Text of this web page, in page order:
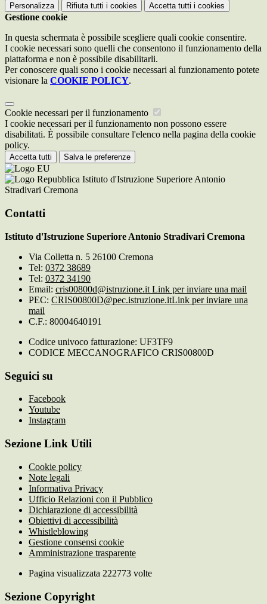
Personalizza Rifiuta tutti i cookies Accetta tutti i cookies
Gestione cookie
In questa schermata è possibile scegliere quali cookie consentire.
I cookie necessari sono quelli che consentono il funzionamento della
piattaforma e non è possibile disabilitarli.
Per conoscere quali sono i cookie necessari al funzionamento potete
visionare la COOKIE POLICY.
Cookie necessari per il funzionamento
I cookie necessari per il funzionamento non possono essere
disabilitati. È possibile consultare l'elenco nella pagina della cookie
policy.
Accetta tutti Salva le preferenze
Istituto d'Istruzione Superiore Antonio
Stradivari Cremona
Contatti
Istituto d'Istruzione Superiore Antonio Stradivari Cremona
Via Colletta n. 5 26100 Cremona
Tel: 0372 38689
Tel: 0372 34190
Email: cris00800d@istruzione.it Link per inviare una mail
PEC: CRIS00800D@pec.istruzione.itLink per inviare una
mail
C.F.: 80004640191
Codice univoco fatturazione: UF3TF9
CODICE MECCANOGRAFICO CRIS00800D
Seguici su
Facebook
Youtube
Instagram
Sezione Link Utili
Cookie policy
Note legali
Informativa Privacy
Ufficio Relazioni con il Pubblico
Dichiarazione di accessibilità
Obiettivi di accessibilità
Whistleblowing
Gestione consensi cookie
Amministrazione trasparente
Pagina visualizzata 222773 volte
Sezione Copyright